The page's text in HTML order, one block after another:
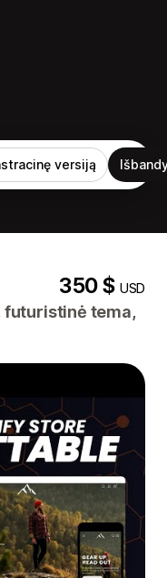
versiją
350 $USD
futuristinė tema,